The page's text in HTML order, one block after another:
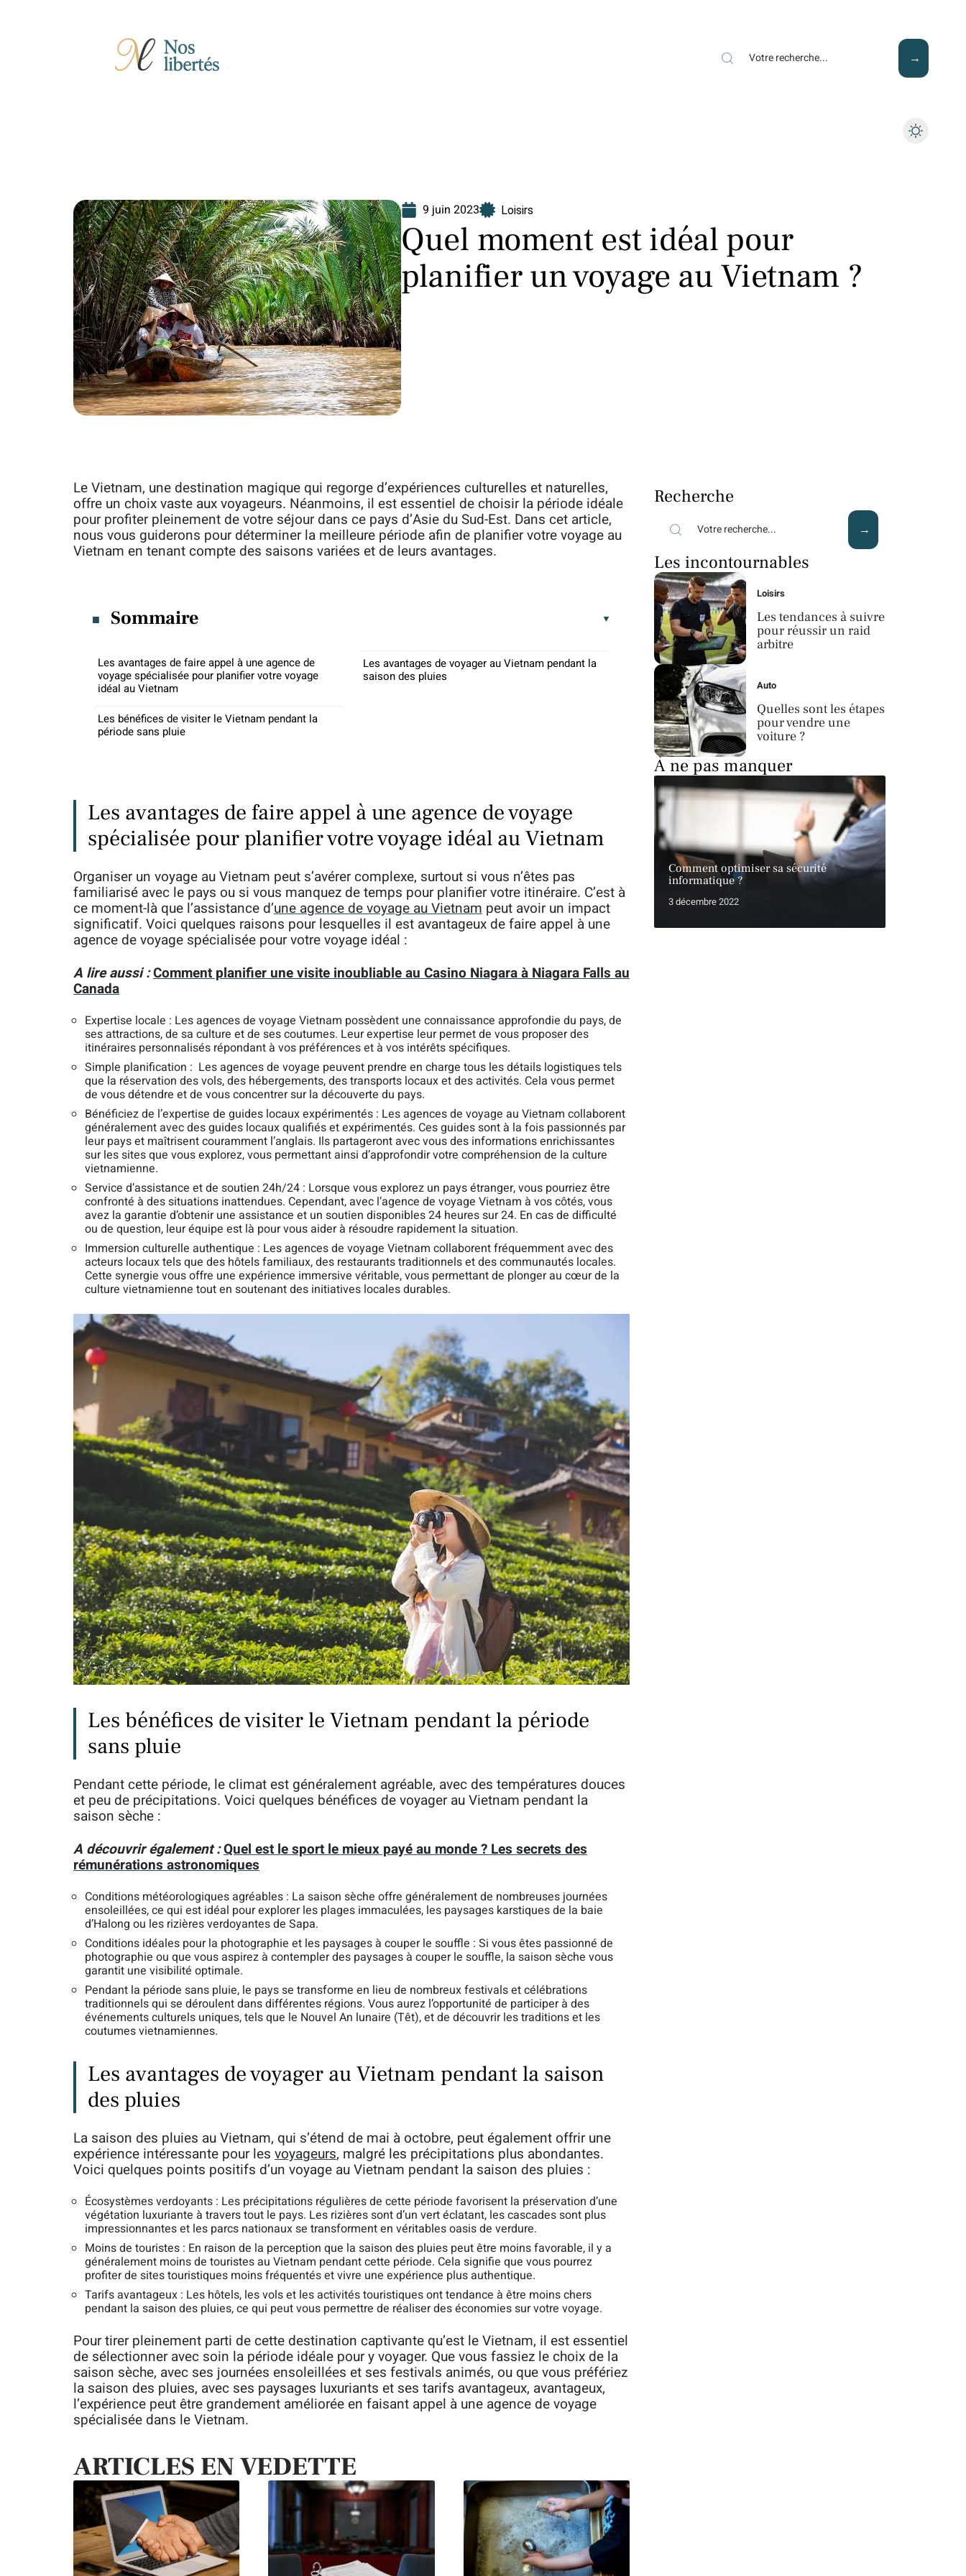
9 juin 2023 Loisirs
Quel moment est idéal pour
planifier un voyage au Vietnam ?
Le Vietnam, une destination magique qui regorge d’expériences culturelles et naturelles,
offre un choix vaste aux voyageurs. Néanmoins, il est essentiel de choisir la période idéale
pour profiter pleinement de votre séjour dans ce pays d’Asie du Sud-Est. Dans cet article,
nous vous guiderons pour déterminer la meilleure période afin de planifier votre voyage au
Vietnam en tenant compte des saisons variées et de leurs avantages.
Sommaire
Les avantages de faire appel à une agence de
voyage spécialisée pour planifier votre voyage
idéal au Vietnam
Les bénéfices de visiter le Vietnam pendant la
période sans pluie
Les avantages de voyager au Vietnam pendant la
saison des pluies
Les avantages de faire appel à une agence de voyage
spécialisée pour planifier votre voyage idéal au Vietnam
Organiser un voyage au Vietnam peut s’avérer complexe, surtout si vous n’êtes pas
familiarisé avec le pays ou si vous manquez de temps pour planifier votre itinéraire. C’est à
ce moment-là que l’assistance d’une agence de voyage au Vietnam peut avoir un impact
significatif. Voici quelques raisons pour lesquelles il est avantageux de faire appel à une
agence de voyage spécialisée pour votre voyage idéal :
A lire aussi :Comment planifier une visite inoubliable au Casino Niagara à Niagara Falls au
Canada
Expertise locale : Les agences de voyage Vietnam possèdent une connaissance approfondie du pays, de
ses attractions, de sa culture et de ses coutumes. Leur expertise leur permet de vous proposer des
itinéraires personnalisés répondant à vos préférences et à vos intérêts spécifiques.
Simple planification : Les agences de voyage peuvent prendre en charge tous les détails logistiques tels
que la réservation des vols, des hébergements, des transports locaux et des activités. Cela vous permet
de vous détendre et de vous concentrer sur la découverte du pays.
Bénéficiez de l’expertise de guides locaux expérimentés : Les agences de voyage au Vietnam collaborent
généralement avec des guides locaux qualifiés et expérimentés. Ces guides sont à la fois passionnés par
leur pays et maîtrisent couramment l’anglais. Ils partageront avec vous des informations enrichissantes
sur les sites que vous explorez, vous permettant ainsi d’approfondir votre compréhension de la culture
vietnamienne.
Service d’assistance et de soutien 24h/24 : Lorsque vous explorez un pays étranger, vous pourriez être
confronté à des situations inattendues. Cependant, avec l’agence de voyage Vietnam à vos côtés, vous
avez la garantie d’obtenir une assistance et un soutien disponibles 24 heures sur 24. En cas de difficulté
ou de question, leur équipe est là pour vous aider à résoudre rapidement la situation.
Immersion culturelle authentique : Les agences de voyage Vietnam collaborent fréquemment avec des
acteurs locaux tels que des hôtels familiaux, des restaurants traditionnels et des communautés locales.
Cette synergie vous offre une expérience immersive véritable, vous permettant de plonger au cœur de la
culture vietnamienne tout en soutenant des initiatives locales durables.
Les bénéfices de visiter le Vietnam pendant la période
sans pluie
Pendant cette période, le climat est généralement agréable, avec des températures douces
et peu de précipitations. Voici quelques bénéfices de voyager au Vietnam pendant la
saison sèche :
A découvrir également :Quel est le sport le mieux payé au monde ? Les secrets des
rémunérations astronomiques
Conditions météorologiques agréables : La saison sèche offre généralement de nombreuses journées
ensoleillées, ce qui est idéal pour explorer les plages immaculées, les paysages karstiques de la baie
d’Halong ou les rizières verdoyantes de Sapa.
Conditions idéales pour la photographie et les paysages à couper le souffle : Si vous êtes passionné de
photographie ou que vous aspirez à contempler des paysages à couper le souffle, la saison sèche vous
garantit une visibilité optimale.
Pendant la période sans pluie, le pays se transforme en lieu de nombreux festivals et célébrations
traditionnels qui se déroulent dans différentes régions. Vous aurez l’opportunité de participer à des
événements culturels uniques, tels que le Nouvel An lunaire (Têt), et de découvrir les traditions et les
coutumes vietnamiennes.
Les avantages de voyager au Vietnam pendant la saison
des pluies
La saison des pluies au Vietnam, qui s’étend de mai à octobre, peut également offrir une
expérience intéressante pour les voyageurs, malgré les précipitations plus abondantes.
Voici quelques points positifs d’un voyage au Vietnam pendant la saison des pluies :
Écosystèmes verdoyants : Les précipitations régulières de cette période favorisent la préservation d’une
végétation luxuriante à travers tout le pays. Les rizières sont d’un vert éclatant, les cascades sont plus
impressionnantes et les parcs nationaux se transforment en véritables oasis de verdure.
Moins de touristes : En raison de la perception que la saison des pluies peut être moins favorable, il y a
généralement moins de touristes au Vietnam pendant cette période. Cela signifie que vous pourrez
profiter de sites touristiques moins fréquentés et vivre une expérience plus authentique.
Tarifs avantageux : Les hôtels, les vols et les activités touristiques ont tendance à être moins chers
pendant la saison des pluies, ce qui peut vous permettre de réaliser des économies sur votre voyage.
Pour tirer pleinement parti de cette destination captivante qu’est le Vietnam, il est essentiel
de sélectionner avec soin la période idéale pour y voyager. Que vous fassiez le choix de la
saison sèche, avec ses journées ensoleillées et ses festivals animés, ou que vous préfériez
la saison des pluies, avec ses paysages luxuriants et ses tarifs avantageux, avantageux,
l’expérience peut être grandement améliorée en faisant appel à une agence de voyage
spécialisée dans le Vietnam.
ARTICLES EN VEDETTE
Recherche
Les incontournables
Loisirs
Les tendances à suivre
pour réussir un raid
arbitre
Auto
Quelles sont les étapes
pour vendre une
voiture ?
À ne pas manquer
Comment optimiser sa sécurité
informatique ?
3 décembre 2022